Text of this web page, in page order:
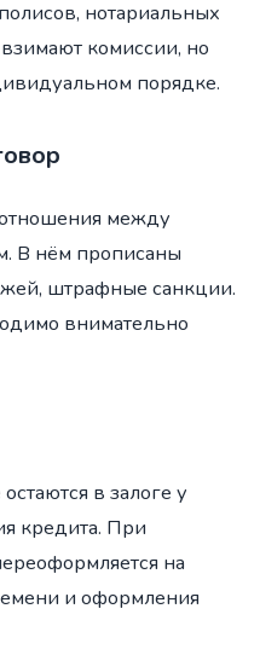
нотариальных
комиссии, но
порядке.
между
В нём прописаны
штрафные санкции.
внимательно
в залоге у
кредита. При
на
и оформления